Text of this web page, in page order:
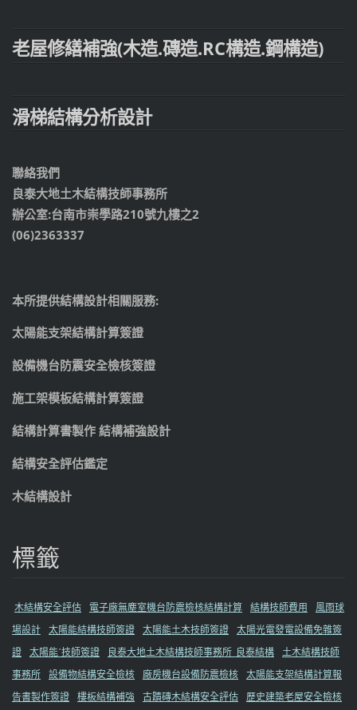
老屋修繕補強(木造.磚造.RC構造.鋼構造)
滑梯結構分析設計
聯絡我們
良泰大地土木結構技師事務所
辦公室:台南市崇學路210號九樓之2
(06)2363337
本所提供結構設計相關服務:
太陽能支架結構計算簽證
設備機台防震安全檢核簽證
施工架模板結構計算簽證
結構計算書製作 結構補強設計
結構安全評估鑑定
木結構設計
標籤
木結構安全評估 電子廠無塵室機台防震檢核結構計算 結構技師費用
風雨球
場設計 太陽能結構技師簽證 太陽能土木技師簽證 太陽光電發電設備免雜簽
證 太陽能ˊ技師簽證 良泰大地土木結構技師事務所_良泰結構 土木結構技師
事務所 設備物結構安全檢核 廠房機台設備防震檢核 太陽能支架結構計算報
告書製作簽證 樓板結構補強 古蹟磚木結構安全評估 歷史建築老屋安全檢核